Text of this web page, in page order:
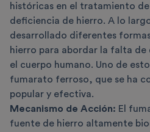
históricas en el tratamiento de
deficiencia de hierro. A lo
desarrollado diferentes
hierro para abordar la falta de
el cuerpo humano. Uno de
fumarato ferroso, que se ha
popular y efectiva.
Mecanismo de Acción: El
fuente de hierro altamente